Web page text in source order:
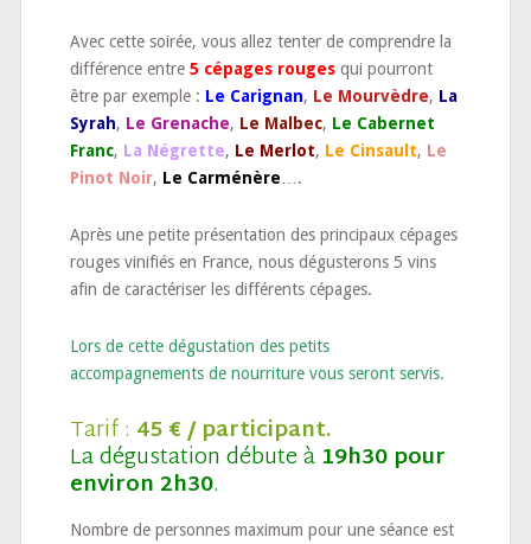
Avec cette soirée, vous allez tenter de comprendre la
différence entre5 cépages rouges qui pourront
être par exemple : Le Carignan, Le Mourvèdre, La
Syrah, Le Grenache, Le Malbec, Le Cabernet
Franc, La Négrette, Le Merlot, Le Cinsault, Le
Pinot Noir, Le Carménère ….
Après une petite présentation des principaux cépages
rouges vinifiés en France, nous dégusterons 5 vins
afin de caractériser les différents cépages.
Lors de cette dégustation des petits
accompagnements de nourriture vous seront servis.
Tarif : 45 € / participant.
La dégustation débute à 19h30 pour
environ 2h30.
Nombre de personnes maximum pour une séance est